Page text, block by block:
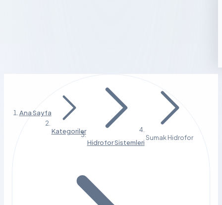
Ana Sayfa
Kategoriler
Hidrofor Sistemleri
Sumak Hidrofor